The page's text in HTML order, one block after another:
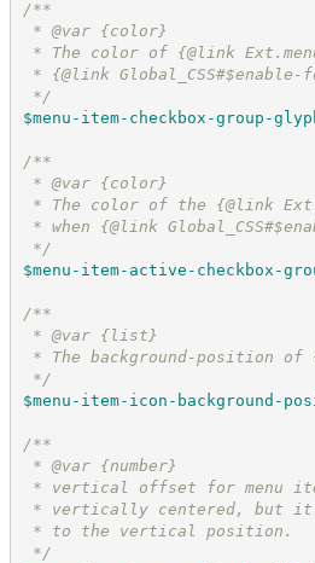
/**
* @var {color}
* The color of {@link
* {@link
*/
$menu-item-checkbox-group-
/**
* @var {color}
* The color of the {@link
* when {@link
*/
$menu-item-active-checkbox-
/**
* @var {list}
* The background-position of
*/
$menu-item-icon-background-
/**
* @var {number}
* vertical offset for menu
* vertically centered, but it
* to the vertical position.
*/